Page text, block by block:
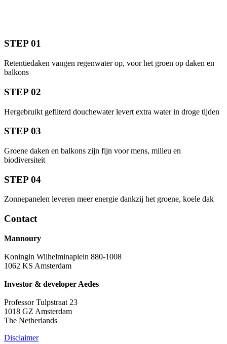
STEP 01
Retentiedaken vangen regenwater op, voor het groen op daken en
balkons
STEP 02
Hergebruikt gefilterd douchewater levert extra water in droge tijden
STEP 03
Groene daken en balkons zijn fijn voor mens, milieu en
biodiversiteit
STEP 04
Zonnepanelen leveren meer energie dankzij het groene, koele dak
Contact
Mannoury
Koningin Wilhelminaplein 880-1008
1062 KS Amsterdam
Investor & developer Aedes
Professor Tulpstraat 23
1018 GZ Amsterdam
The Netherlands
Disclaimer